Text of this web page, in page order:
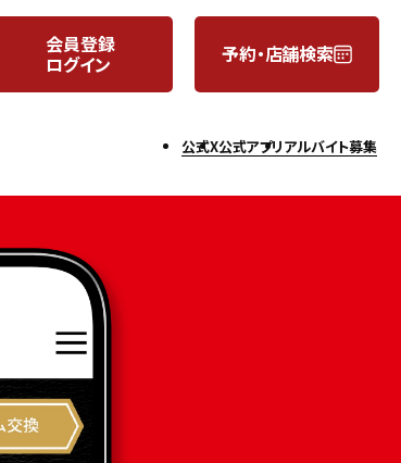
会員登録
ログイン 予約・店舗検索
公式X公式アプリアルバイト募集